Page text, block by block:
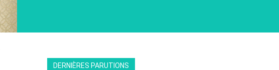
DERNIÈRES PARUTIONS